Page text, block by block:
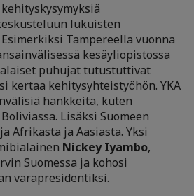
lukuisten
Tampereella vuonna
kesäyliopistossa
puhujat tutustuttivat
kertaa kehitysyhteistyöhön. YKA
hankkeita, kuten
Lisäksi Suomeen
Afrikasta ja Aasiasta. Yksi
Nickey Iyambo,
Suomessa ja kohosi
varapresidentiksi.